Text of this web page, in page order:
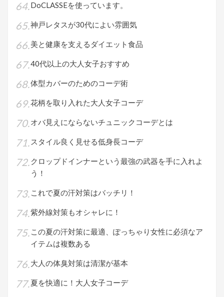
DoCLASSEを使っています。
神戸レタスが30代によい雰囲気
美と健康を支えるダイエット食品
40代以上の大人女子おすすめ
体型カバーのためのコーデ術
花柄を取り入れた大人女子コーデ
オバ見えにならないチュニックコーデとは
スタイル良く見せる低身長コーデ
クロップドインナーという最強の武器を手に入れよ
う！
これで夏の汗対策はバッチリ！
紫外線対策もオシャレに！
この夏の汗対策に最適、ぽっちゃり女性に必須なア
イテムは複数ある
大人の体臭対策は清潔が基本
夏を快適に！大人女子コーデ